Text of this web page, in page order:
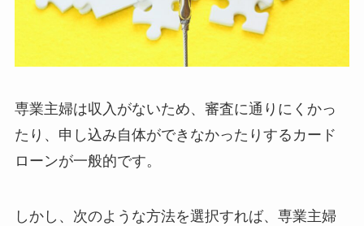
専業主婦は収入がないため、審査に通りにくかっ
たり、申し込み自体ができなかったりするカード
ローンが一般的です。
しかし、次のような方法を選択すれば、専業主婦